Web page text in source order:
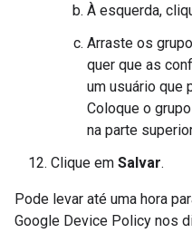
À esquerda,
Arraste os
quer que as
um usuário que
Coloque o
na parte
Clique em Salvar.
Pode levar até uma hora
Google Device Policy nos